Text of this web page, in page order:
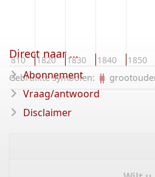
1810 1820 1830 1840 1850
Gebruikte symbolen:
Direct naar ...
Abonnement
Vraag/antwoord
Disclaimer